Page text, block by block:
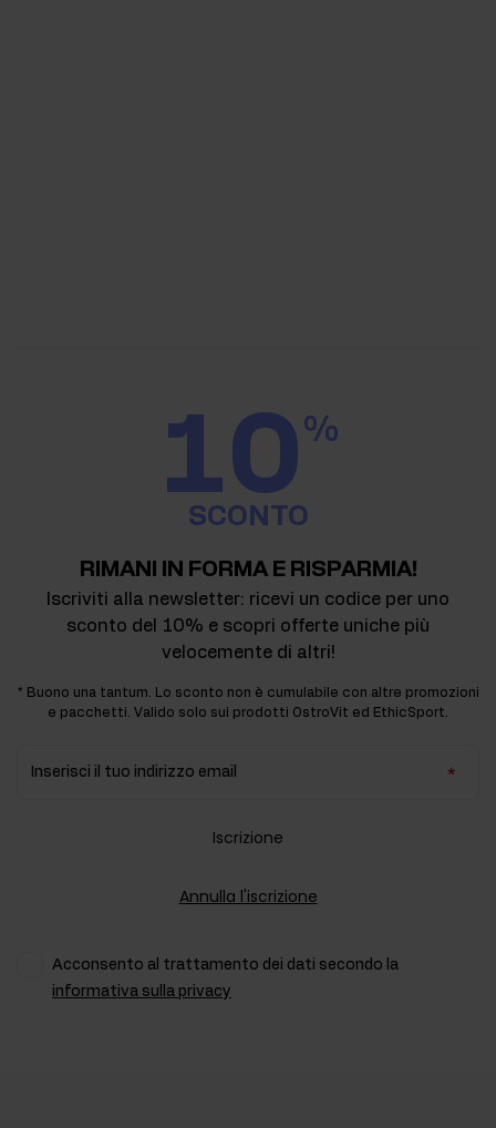
10%
SCONTO
RIMANI IN FORMA E RISPARMIA!
Iscriviti alla newsletter: ricevi un codice per uno
sconto del 10% e scopri offerte uniche più
velocemente di altri!
* Buono una tantum. Lo sconto non è cumulabile con altre promozioni
e pacchetti. Valido solo sui prodotti OstroVit ed EthicSport.
Inserisci il tuo indirizzo email
Iscrizione
Annulla l'iscrizione
Acconsento al trattamento dei dati secondo la
informativa sulla privacy